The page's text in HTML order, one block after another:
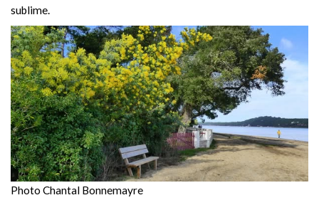
sublime.
Photo Chantal Bonnemayre